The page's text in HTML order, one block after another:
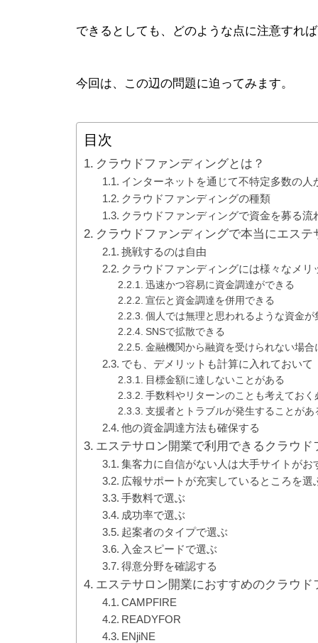
できるとしても、どのような点に注意すれ
今回は、この辺の問題に迫ってみます。
目次
クラウドファンディングとは？
インターネットを通じて不特定多数の人
クラウドファンディングの種類
クラウドファンディングで資金を募る流
クラウドファンディングで本当にエス
挑戦するのは自由
クラウドファンディングには様々なメリ
迅速かつ容易に資金調達ができる
宣伝と資金調達を併用できる
個人では無理と思われるような資金が
SNSで拡散できる
金融機関から融資を受けられない場合
でも、デメリットも計算に入れておいて
目標金額に達しないことがある
手数料やリターンのことも考えておく
支援者とトラブルが発生することがあ
他の資金調達方法も確保する
エステサロン開業で利用できるクラウ
集客力に自信がない人は大手サイトがお
広報サポートが充実しているところを選
手数料で選ぶ
成功率で選ぶ
起案者のタイプで選ぶ
入金スピードで選ぶ
得意分野を確認する
エステサロン開業におすすめのクラウ
CAMPFIRE
READYFOR
ENjiNE